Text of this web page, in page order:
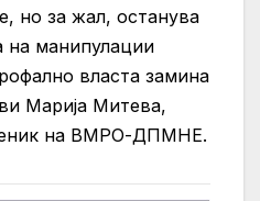
но за жал, останува
на манипулации
власта замина
Марија Митева,
на ВМРО-ДПМНЕ.